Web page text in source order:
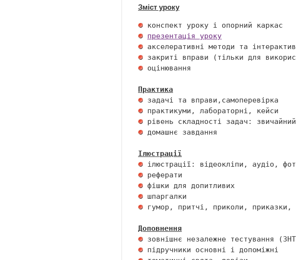
Зміст уроку
презентація уроку
оцінювання
Практика
домашнє завдання
Ілюстрації
гумор, притчі, приколи, приказки,
Доповнення